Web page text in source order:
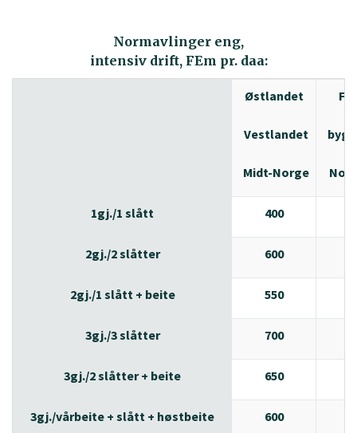
Normavlinger eng,
intensiv drift, FEm pr. daa:
Østlandet
Vestlandet
Midt-Norge
1gj./1 slått 400
2gj./2 slåtter 600
2gj./1 slått + beite 550
3gj./3 slåtter 700
3gj./2 slåtter + beite 650
3gj./vårbeite + slått + høstbeite 600